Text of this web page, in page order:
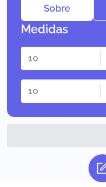
Sobre
Medidas